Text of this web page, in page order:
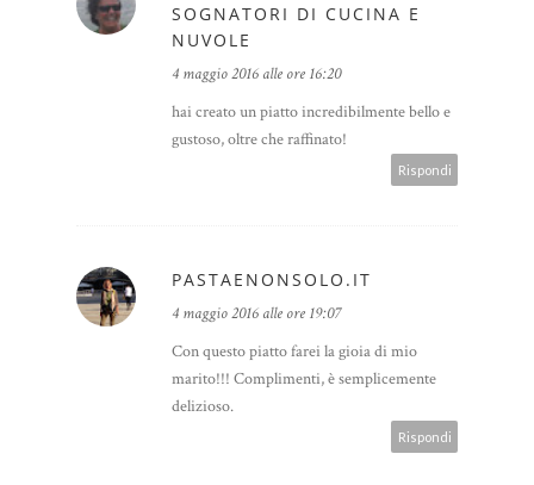
SOGNATORI DI CUCINA E
NUVOLE
4 maggio 2016 alle ore 16:20
hai creato un piatto incredibilmente bello e
gustoso, oltre che raffinato!
Rispondi
PASTAENONSOLO.IT
4 maggio 2016 alle ore 19:07
Con questo piatto farei la gioia di mio
marito!!! Complimenti, è semplicemente
delizioso.
Rispondi